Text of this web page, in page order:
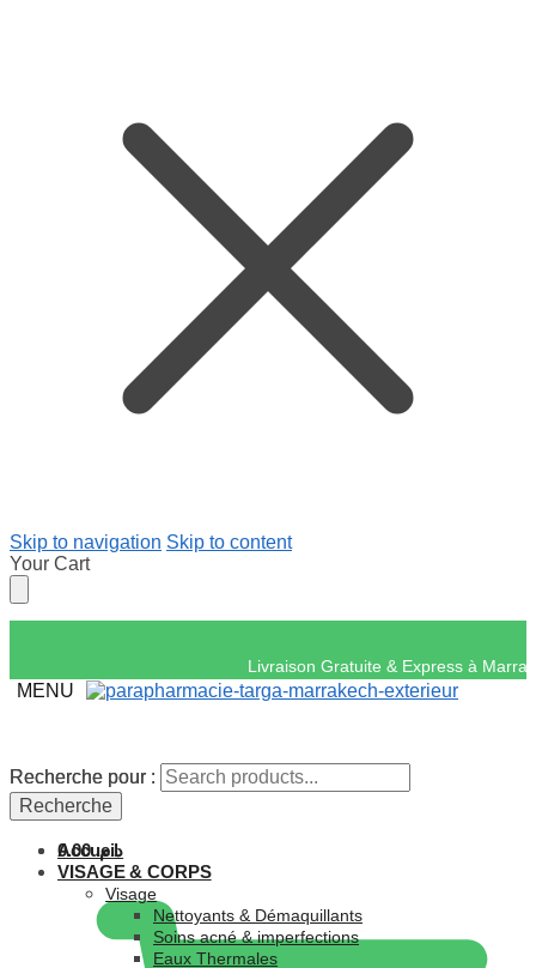
Skip to navigation Skip to content
Your Cart
Livraison Gratuite &
MENU
Recherche pour :
Recherche
د.م.0.00
Recherche pour :
Recherche
Accueil
VISAGE & CORPS
Visage
Nettoyants & Démaquillants
Soins acné & imperfections
Eaux Thermales